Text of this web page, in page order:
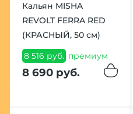
Кальян MISHA
REVOLT FERRA RED
(КРАСНЫЙ, 50 см)
8 516 руб. премиум
8 690 руб.